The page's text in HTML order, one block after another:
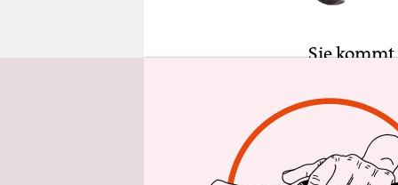
Sie
schöne
Showgirl
„schöne